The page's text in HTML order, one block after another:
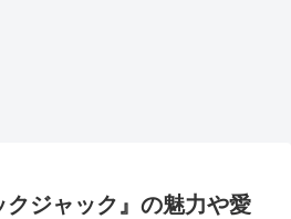
クジャック』の魅力や愛